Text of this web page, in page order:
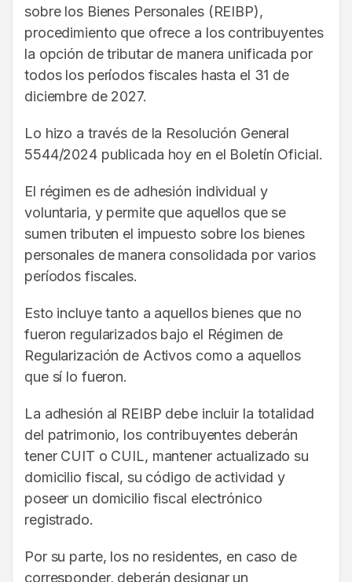
sobre los Bienes Personales (REIBP),
procedimiento que ofrece a los contribuyentes
la opción de tributar de manera unificada por
todos los períodos fiscales hasta el 31 de
diciembre de 2027.
Lo hizo a través de la Resolución General
5544/2024 publicada hoy en el Boletín Oficial.
El régimen es de adhesión individual y
voluntaria, y permite que aquellos que se
sumen tributen el impuesto sobre los bienes
personales de manera consolidada por varios
períodos fiscales.
Esto incluye tanto a aquellos bienes que no
fueron regularizados bajo el Régimen de
Regularización de Activos como a aquellos
que sí lo fueron.
La adhesión al REIBP debe incluir la totalidad
del patrimonio, los contribuyentes deberán
tener CUIT o CUIL, mantener actualizado su
domicilio fiscal, su código de actividad y
poseer un domicilio fiscal electrónico
registrado.
Por su parte, los no residentes, en caso de
corresponder, deberán designar un